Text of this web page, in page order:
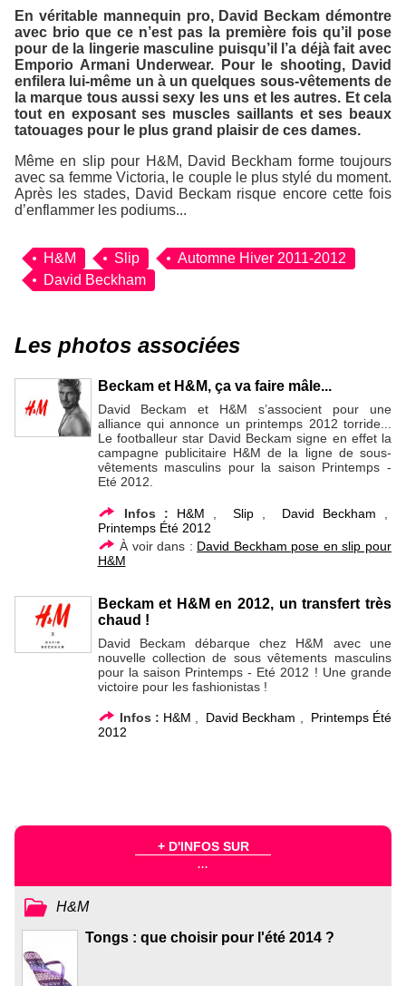
En véritable mannequin pro, David Beckam démontre
avec brio que ce n’est pas la première fois qu’il pose
pour de la lingerie masculine puisqu’il l’a déjà fait avec
Emporio Armani Underwear. Pour le shooting, David
enfilera lui-même un à un quelques sous-vêtements de
la marque tous aussi sexy les uns et les autres. Et cela
tout en exposant ses muscles saillants et ses beaux
tatouages pour le plus grand plaisir de ces dames.
Même en slip pour H&M, David Beckham forme toujours
avec sa femme Victoria, le couple le plus stylé du moment.
Après les stades, David Beckam risque encore cette fois
d’enflammer les podiums...
H&M Slip
Automne Hiver 2011-2012
David Beckham
Les photos associées
Beckam et H&M, ça va faire mâle...
David Beckam et H&M s’associent pour une
alliance qui annonce un printemps 2012 torride...
Le footballeur star David Beckam signe en effet la
campagne publicitaire H&M de la ligne de sous-
vêtements masculins pour la saison Printemps -
Eté 2012.
Infos : H&M Slip, David Beckham
Printemps Été 2012
À voir dans : David Beckham pose en slip pour
H&M
Beckam et H&M en 2012, un transfert très
chaud !
David Beckam débarque chez H&M avec une
nouvelle collection de sous vêtements masculins
pour la saison Printemps - Eté 2012 ! Une grande
victoire pour les fashionistas !
Infos : H&M David Beckham
Printemps Été
2012
+ D'INFOS SUR
...
H&M
Tongs : que choisir pour l'été 2014 ?